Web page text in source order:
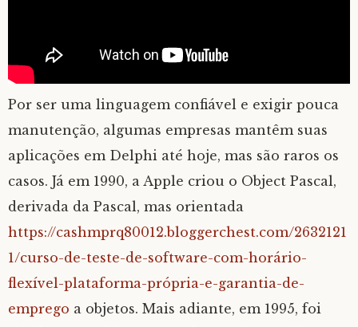
Por ser uma linguagem confiável e exigir pouca
manutenção, algumas empresas mantêm suas
aplicações em Delphi até hoje, mas são raros os
casos. Já em 1990, a Apple criou o Object Pascal,
derivada da Pascal, mas orientada
https://cashmprq80012.bloggerchest.com/2632121
1/curso-de-teste-de-software-com-horário-
flexível-plataforma-própria-e-garantia-de-
emprego a objetos. Mais adiante, em 1995, foi